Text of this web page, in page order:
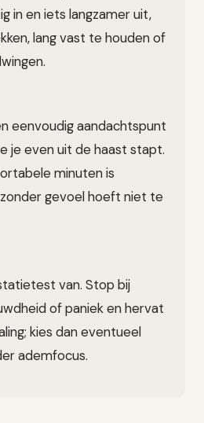
in en iets langzamer uit,
lang vast te houden of
eenvoudig aandachtspunt
je even uit de haast stapt.
minuten is
gevoel hoeft niet te
van. Stop bij
of paniek en hervat
kies dan eventueel
ademfocus.